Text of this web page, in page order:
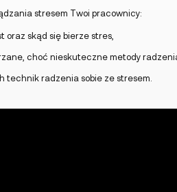
stresem Twoi pracownicy:
oraz skąd się bierze stres,
choć nieskuteczne metody
technik radzenia sobie ze stresem.